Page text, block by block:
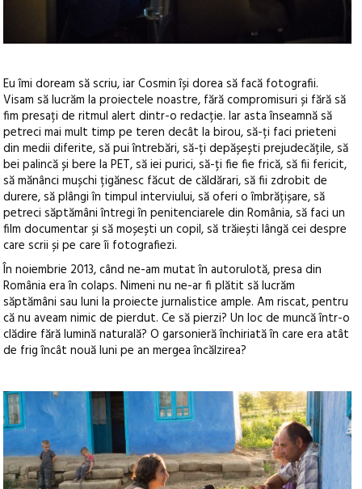
Eu îmi doream să scriu, iar Cosmin își dorea să facă fotografii.
Visam să lucrăm la proiectele noastre, fără compromisuri și fără să
fim presați de ritmul alert dintr-o redacție. Iar asta înseamnă să
petreci mai mult timp pe teren decât la birou, să-ți faci prieteni
din medii diferite, să pui întrebări, să-ți depășești prejudecățile, să
bei palincă și bere la PET, să iei purici, să-ți fie fie frică, să fii fericit,
să mănânci mușchi țigănesc făcut de căldărari, să fii zdrobit de
durere, să plângi în timpul interviului, să oferi o îmbrățișare, să
petreci săptămâni întregi în penitenciarele din România, să faci un
film documentar și să moșești un copil, să trăiești lângă cei despre
care scrii și pe care îi fotografiezi.
În noiembrie 2013, când ne-am mutat în autorulotă, presa din
România era în colaps. Nimeni nu ne-ar fi plătit să lucrăm
săptămâni sau luni la proiecte jurnalistice ample. Am riscat, pentru
că nu aveam nimic de pierdut. Ce să pierzi? Un loc de muncă într-o
clădire fără lumină naturală? O garsonieră închiriată în care era atât
de frig încât nouă luni pe an mergea încălzirea?